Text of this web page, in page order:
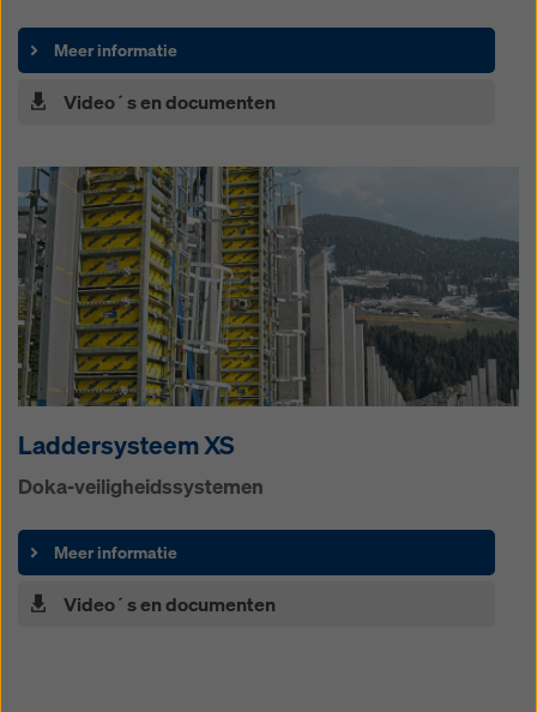
Meer informatie
Video´s en documenten
Laddersysteem XS
Doka-veiligheidssystemen
Meer informatie
Video´s en documenten